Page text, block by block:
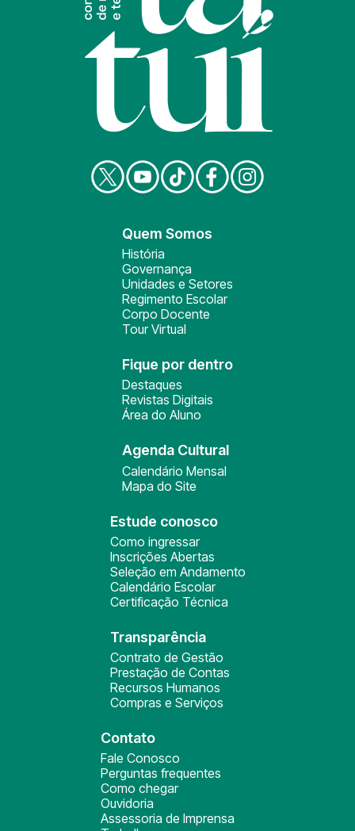
Quem Somos
História
Governança
Unidades e Setores
Regimento Escolar
Corpo Docente
Tour Virtual
Fique por dentro
Destaques
Revistas Digitais
Área do Aluno
Agenda Cultural
Calendário Mensal
Mapa do Site
Estude conosco
Como ingressar
Inscrições Abertas
Seleção em Andamento
Calendário Escolar
Certificação Técnica
Transparência
Contrato de Gestão
Prestação de Contas
Recursos Humanos
Compras e Serviços
Contato
Fale Conosco
Perguntas frequentes
Como chegar
Ouvidoria
Assessoria de Imprensa